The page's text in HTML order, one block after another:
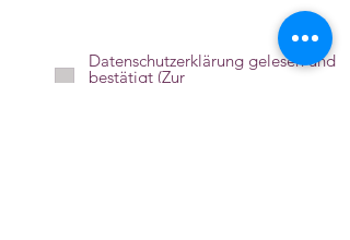
Datenschutzerklärung gelesen und
bestätigt (Zur